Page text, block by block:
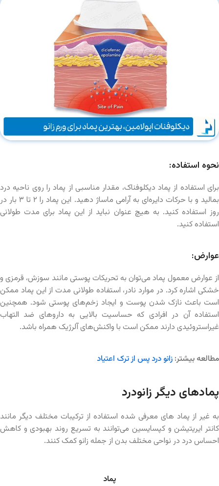
نحوه استفاده:
برای استفاده از پماد دیکلوفناک، مقدار مناسبی از پماد را روی ناحیه درد
بمالید و با حرکات دایره‌ای به آرامی ماساژ دهید. این پماد را ۲ تا ۳ بار در
روز استفاده کنید. به هیچ عنوان نباید از این پماد برای مدت طولانی
استفاده کنید.
عوارض:
از عوارض معمول پماد می‌توان به تحریکات پوستی مانند سوزش، قرمزی و
خشکی اشاره کرد. در موارد نادر، استفاده طولانی مدت از این پماد ممکن
است باعث نازک شدن پوست و ایجاد زخم‌های پوستی شود. همچنین
استفاده آن در افرادی که حساسیت بالایی به داروهای ضد التهاب
غیراستروئیدی دارند ممکن است با واکنش‌های آلرژیک همراه باشد.
مطالعه بیشتر: زانو درد پس از ترک اعتیاد
پمادهای دیگر زانودرد
به غیر از پماد های معرفی شده استفاده از ترکیبات مختلف دیگر مانند
کانتر ایریتیشن و کپسایسین می‌توانند به تسریع روند بهبودی و کاهش
احساس درد در نواحی مختلف بدن از جمله زانو کمک کنند.
پماد